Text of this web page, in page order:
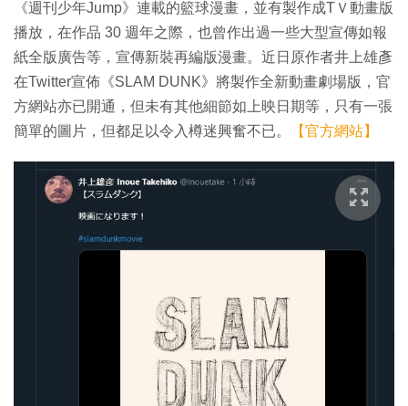
《週刊少年Jump》連載的籃球漫畫，並有製作成TＶ動畫版
播放，在作品 30 週年之際，也曾作出過一些大型宣傳如報
紙全版廣告等，宣傳新裝再編版漫畫。近日原作者井上雄彥
在Twitter宣佈《SLAM DUNK》將製作全新動畫劇場版，官
方網站亦已開通，但未有其他細節如上映日期等，只有一張
簡單的圖片，但都足以令入樽迷興奮不已。
【官方網站】